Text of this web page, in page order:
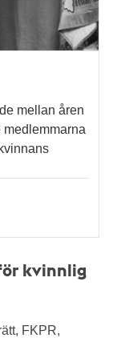
mellan åren
kvinnlig
FKPR,